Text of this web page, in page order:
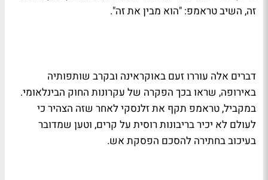
זה, השיב טראמפ: "הוא מבין את זה".
דברים אלה עוררו זעם באוקראינה ובקרב שותפותיה
באירופה, שראו בכך הפקרה של עקרונות החוק הבינלאומי.
במקביל, טראמפ תקף את זלנסקי לאחר שזה הצהיר כי
לעולם לא יכיר בריבונות רוסית על קרים, וטען שמדובר
בעיכוב בחתירה להסכם הפסקת אש.